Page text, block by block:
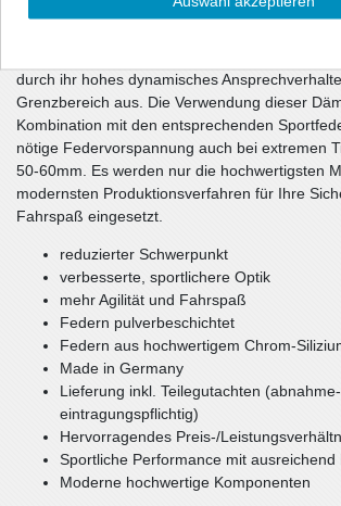
eine ca. 10-1getönt (durchsichtig) härtere
durch ihr hohes dynamisches
Grenzbereich aus. Die Verwendung dieser
Kombination mit den entsprechenden
nötige Federvorspannung auch bei extremen
50-60mm. Es werden nur die hochwertigsten
modernsten Produktionsverfahren für Ihre
Fahrspaß eingesetzt.
reduzierter Schwerpunkt
verbesserte, sportlichere Optik
mehr Agilität und Fahrspaß
Federn pulverbeschichtet
Federn aus hochwertigem Chrom-
Made in Germany
Lieferung inkl. Teilegutachten (abnahme-
eintragungspflichtig)
Hervorragendes Preis-/
Sportliche Performance mit ausreichend
Moderne hochwertige Komponenten